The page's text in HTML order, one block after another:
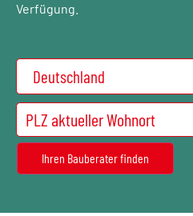
Verfügung.